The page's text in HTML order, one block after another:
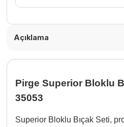
Açıklama
Pirge Superior Bloklu
35053
Superior Bloklu Bıçak Seti,